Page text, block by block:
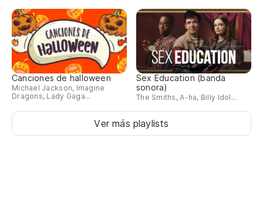
Canciones de halloween
Michael Jackson, Imagine
Dragons, Lady Gaga...
Sex Education (banda
sonora)
The Smiths, A-ha, Billy Idol...
Ver más playlists